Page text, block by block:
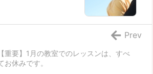
【重要】1月の教室でのレッスンは、すべ
お休みです。
Prev